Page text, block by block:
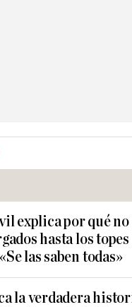
explica por qué no
hasta los
las saben todas»
la verdadera